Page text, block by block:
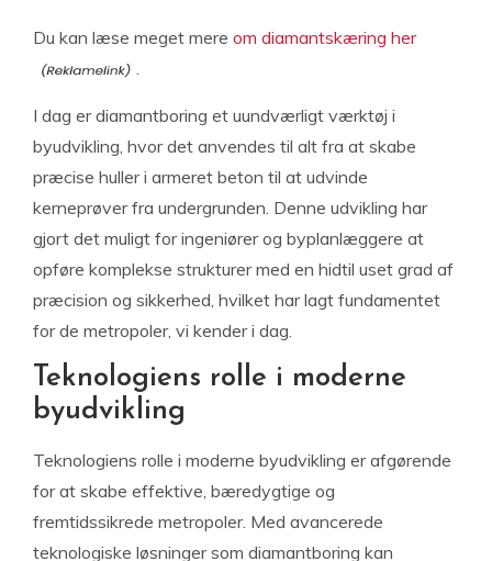
Du kan læse meget mere om diamantskæring her
.
I dag er diamantboring et uundværligt værktøj i
byudvikling, hvor det anvendes til alt fra at skabe
præcise huller i armeret beton til at udvinde
kerneprøver fra undergrunden. Denne udvikling har
gjort det muligt for ingeniører og byplanlæggere at
opføre komplekse strukturer med en hidtil uset grad af
præcision og sikkerhed, hvilket har lagt fundamentet
for de metropoler, vi kender i dag.
Teknologiens rolle i moderne
byudvikling
Teknologiens rolle i moderne byudvikling er afgørende
for at skabe effektive, bæredygtige og
fremtidssikrede metropoler. Med avancerede
teknologiske løsninger som diamantboring kan